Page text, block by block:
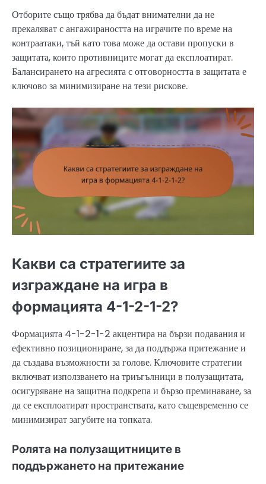
Отборите също трябва да бъдат внимателни да не
прекаляват с ангажираността на играчите по време на
контраатаки, тъй като това може да остави пропуски в
защитата, които противниците могат да експлоатират.
Балансирането на агресията с отговорността в защитата е
ключово за минимизиране на тези рискове.
Какви са стратегиите за
изграждане на игра в
формацията 4-1-2-1-2?
Формацията 4-1-2-1-2 акцентира на бързи подавания и
ефективно позициониране, за да поддържа притежание и
да създава възможности за голове. Ключовите стратегии
включват използването на триъгълници в полузащитата,
осигуряване на защитна подкрепа и бързо преминаване, за
да се експлоатират пространствата, като същевременно се
минимизират загубите на топката.
Ролята на полузащитниците в
поддържането на притежание